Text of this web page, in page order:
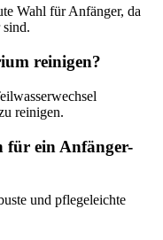
sind.
reinigen?
reinigen.
für ein Anfänger-
und pflegeleichte